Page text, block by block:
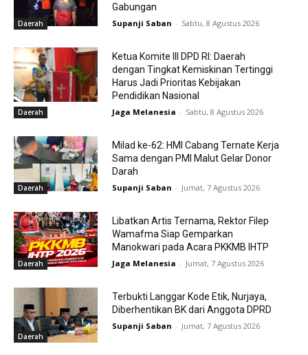
Daerah
Gabungan
Supanji Saban - Sabtu, 8 Agustus 2026
Daerah
Ketua Komite III DPD RI: Daerah
dengan Tingkat Kemiskinan Tertinggi
Harus Jadi Prioritas Kebijakan
Pendidikan Nasional
Jaga Melanesia - Sabtu, 8 Agustus 2026
Daerah
Milad ke-62: HMI Cabang Ternate Kerja
Sama dengan PMI Malut Gelar Donor
Darah
Supanji Saban - Jumat, 7 Agustus 2026
Daerah
Libatkan Artis Ternama, Rektor Filep
Wamafma Siap Gemparkan
Manokwari pada Acara PKKMB IHTP
Jaga Melanesia - Jumat, 7 Agustus 2026
Daerah
Terbukti Langgar Kode Etik, Nurjaya,
Diberhentikan BK dari Anggota DPRD
Supanji Saban - Jumat, 7 Agustus 2026